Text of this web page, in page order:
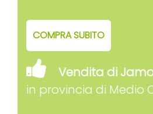
COMPRA SUBITO
Vendita di
in provincia di Medio